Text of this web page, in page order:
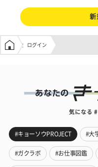
新
学生の窓口トップ
ログイン
気になる
#キョーソウPROJECT #大
#ガクラボ #お仕事図鑑